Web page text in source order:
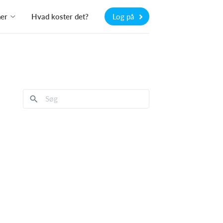
Hvad koster det? Log på